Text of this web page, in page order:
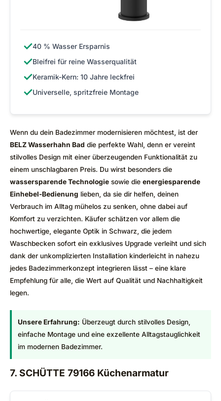
✓40 % Wasser Ersparnis
✓Bleifrei für reine Wasserqualität
✓Keramik-Kern: 10 Jahre leckfrei
✓Universelle, spritzfreie Montage
Wenn du dein Badezimmer modernisieren möchtest, ist der
BELZ Wasserhahn Bad die perfekte Wahl, denn er vereint
stilvolles Design mit einer überzeugenden Funktionalität zu
einem unschlagbaren Preis. Du wirst besonders die
wassersparende Technologie sowie die energiesparende
Einhebel-Bedienung lieben, da sie dir helfen, deinen
Verbrauch im Alltag mühelos zu senken, ohne dabei auf
Komfort zu verzichten. Käufer schätzen vor allem die
hochwertige, elegante Optik in Schwarz, die jedem
Waschbecken sofort ein exklusives Upgrade verleiht und sich
dank der unkomplizierten Installation kinderleicht in nahezu
jedes Badezimmerkonzept integrieren lässt – eine klare
Empfehlung für alle, die Wert auf Qualität und Nachhaltigkeit
legen.
Unsere Erfahrung: Überzeugt durch stilvolles Design,
einfache Montage und eine exzellente Alltagstauglichkeit
im modernen Badezimmer.
7. SCHÜTTE 79166 Küchenarmatur